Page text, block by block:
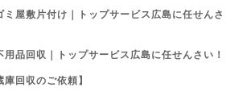
ミ屋敷片付け｜トップサービス広島に任せんさ
用品回収｜トップサービス広島に任せんさい！
庫回収のご依頼】